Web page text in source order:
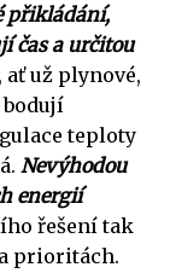
přikládání,
čas a určitou
už plynové,
teploty
Nevýhodou
energií
řešení tak
prioritách.